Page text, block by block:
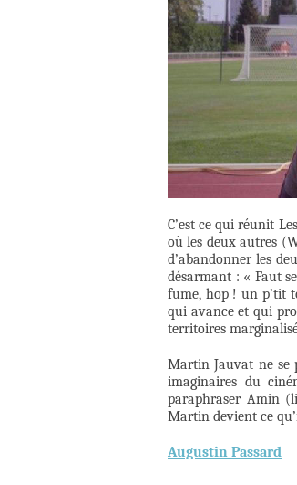
C’est ce qui réunit
où les deux autres
d’abandonner les
désarmant : « Faut
fume, hop ! un p’tit
qui avance et qui
territoires
Martin Jauvat ne se
imaginaires du
paraphraser Amin
Martin devient ce
Augustin Passard